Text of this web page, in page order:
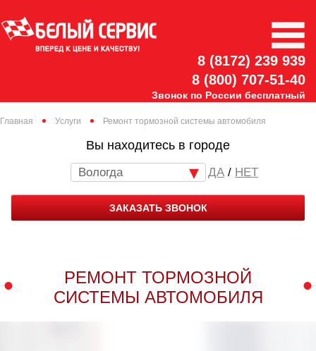
8 (8172) 239 939
8 (800) 707-51-40
Звонок по России бесплатный
Главная Услуги Ремонт тормозной системы автомобиля
Вы находитесь в городе
Вологда / НЕТ
ЗАКАЗАТЬ ЗВОНОК
РЕМОНТ ТОРМОЗНОЙ
СИСТЕМЫ АВТОМОБИЛЯ